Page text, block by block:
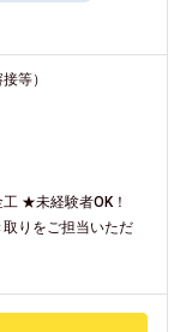
等）
★未経験者OK！
りをご担当いただ